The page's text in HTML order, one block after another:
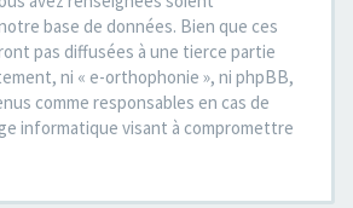
base de données. Bien que ces
pas diffusées à une tierce partie
ni « e-orthophonie », ni phpBB,
comme responsables en cas de
informatique visant à compromettre